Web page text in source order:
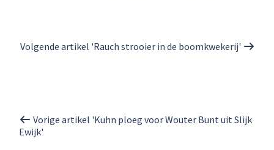
Volgende artikel 'Rauch strooier in de boomkwekerij'
Vorige artikel 'Kuhn ploeg voor Wouter Bunt uit Slijk
Ewijk'